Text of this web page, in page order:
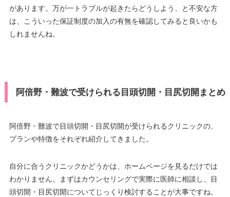
があります。万が一トラブルが起きたらどうしよう、と不安な方
は、こういった保証制度の加入の有無を確認してみると良いかも
しれませんね。
阿倍野・難波で受けられる目頭切開・目尻切開まとめ
阿倍野・難波で目頭切開・目尻切開が受けられるクリニックの、
プランや特徴をそれぞれ紹介してきました。
自分に合うクリニックかどうかは、ホームページを見るだけでは
わかりません。まずはカウンセリングで実際に医師に相談し、目
頭切開・目尻切開についてじっくり検討することが大事ですね。